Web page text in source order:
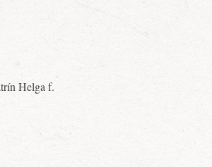
Helga f.